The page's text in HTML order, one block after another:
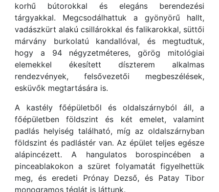
korhű bútorokkal és elegáns berendezési
tárgyakkal. Megcsodálhattuk a gyönyörű hallt,
vadászkürt alakú csillárokkal és falikarokkal, süttői
márvány burkolatú kandallóval, és megtudtuk,
hogy a 94 négyzetméteres, görög mitológiai
elemekkel ékesített díszterem alkalmas
rendezvények, felsővezetői megbeszélések,
esküvők megtartására is.
A kastély főépületből és oldalszárnyból áll, a
főépületben földszint és két emelet, valamint
padlás helyiség található, míg az oldalszárnyban
földszint és padlástér van. Az épület teljes egésze
alápincézett. A hangulatos borospincében a
pinceablakokon a szüret folyamatát figyelhettük
meg, és eredeti Prónay Dezső, és Patay Tibor
monogramos téglát is láttunk.